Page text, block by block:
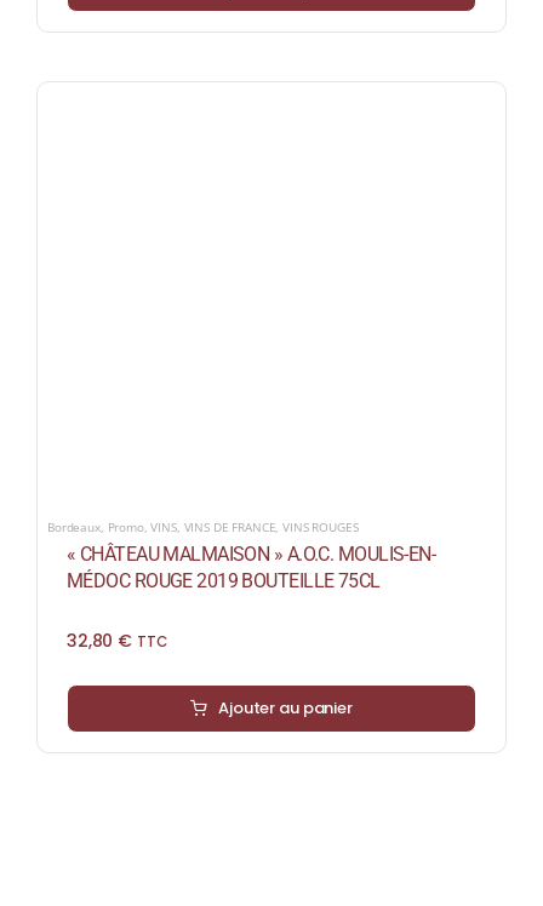
Bordeaux, Promo,VINS, VINS DE FRANCE ,VINS ROUGES
« CHÂTEAU MALMAISON » A.O.C. MOULIS-EN-
MÉDOC ROUGE 2019 BOUTEILLE 75CL
32,80 € TTC
Ajouter au panier